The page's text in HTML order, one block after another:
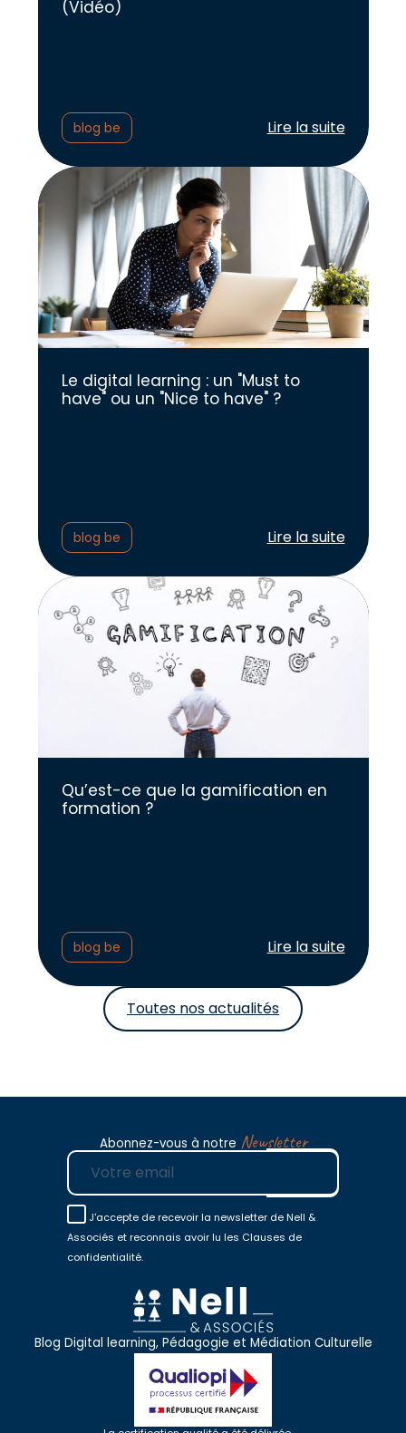
(Vidéo)
blog be Lire l'article :
Lire la suite
Le digital learning : un "Must to
have" ou un "Nice to have" ?
blog be Lire l'article :
Lire la suite
Qu’est-ce que la gamification en
formation ?
blog be Lire l'article :
Lire la suite
Toutes nos actualités
Abonnez-vous à notre Newsletter
E-mail
J'accepte de recevoir la newsletter de Nell &
Associés et reconnais avoir lu les Clauses de
confidentialité.
Blog Digital learning, Pédagogie et Médiation Culturelle